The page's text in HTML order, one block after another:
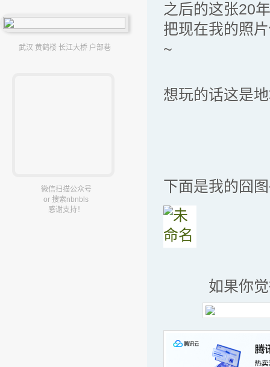
武汉 黄鹤楼 长江大桥 户部巷
微信扫描公众号
or 搜索nbnbls
感谢支持！
之后的这张20
把现在我的照
想玩的话这是
下面是我的囧
如果你